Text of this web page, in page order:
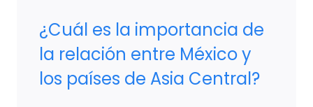
¿Cuál es la importancia de
la relación entre México y
los países de Asia Central?